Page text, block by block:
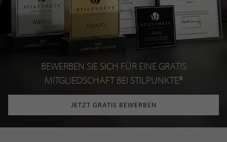
BEWERBEN SIE SICH FÜR EINE GRATIS
MITGLIEDSCHAFT BEI STILPUNKTE®
JETZT GRATIS BEWERBEN